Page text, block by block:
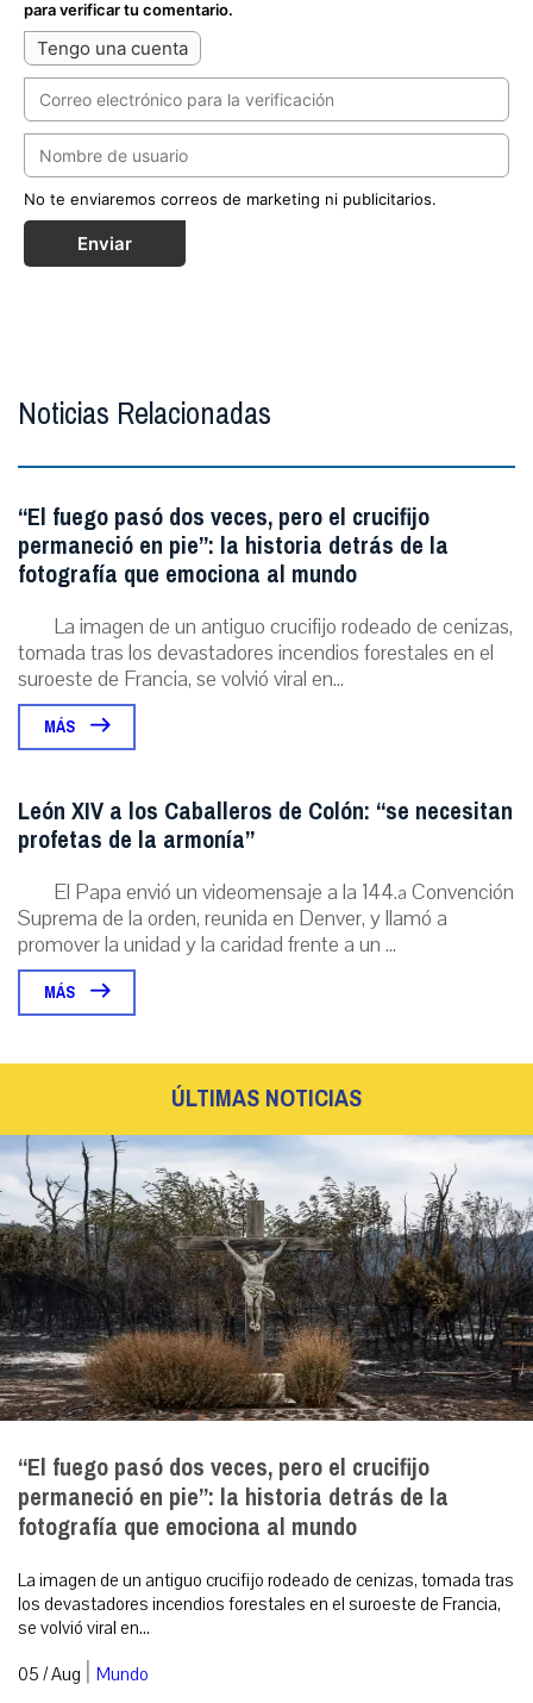
para verificar tu comentario.
Tengo una cuenta
No te enviaremos correos de marketing ni publicitarios.
Enviar
Noticias Relacionadas
“El fuego pasó dos veces, pero el crucifijo
permaneció en pie”: la historia detrás de la
fotografía que emociona al mundo
La imagen de un antiguo crucifijo rodeado de cenizas,
tomada tras los devastadores incendios forestales en el
suroeste de Francia, se volvió viral en...
MÁS
León XIV a los Caballeros de Colón: “se necesitan
profetas de la armonía”
El Papa envió un videomensaje a la 144.ª Convención
Suprema de la orden, reunida en Denver, y llamó a
promover la unidad y la caridad frente a un ...
MÁS
ÚLTIMAS NOTICIAS
“El fuego pasó dos veces, pero el crucifijo
permaneció en pie”: la historia detrás de la
fotografía que emociona al mundo
La imagen de un antiguo crucifijo rodeado de cenizas, tomada tras
los devastadores incendios forestales en el suroeste de Francia,
se volvió viral en...
05 / Aug | Mundo